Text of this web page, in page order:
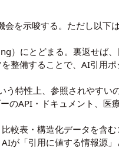
を示唆する。ただし以下
）にとどまる。裏返せば
整備することで、AI引用
特性上、参照されやすい
のAPI・ドキュメント、医
較表・構造化データを含
が「引用に値する情報源